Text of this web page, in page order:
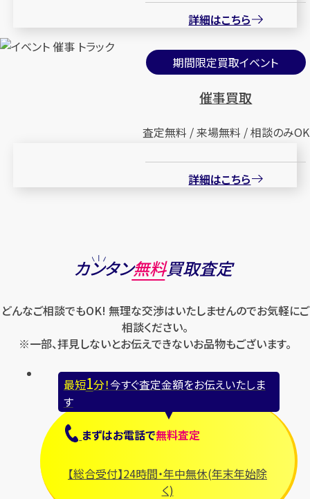
詳細はこちら
期間限定買取イベント
催事買取
査定無料 / 来場無料 / 相談のみOK
詳細はこちら
カンタン無料買取査定
どんなご相談でもOK! 無理な交渉はいたしませんのでお気軽にご
相談ください。
※一部、拝見しないとお伝えできないお品物もございます。
最短1分！今すぐ査定金額をお伝えいたしま
す
まずはお電話で無料査定
【総合受付】24時間・年中無休(年末年始除
く)